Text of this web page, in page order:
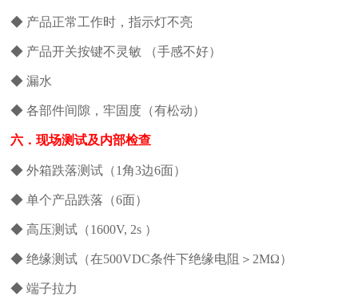
◆ 产品正常工作时，指示灯不亮
◆ 产品开关按键不灵敏 （手感不好）
◆ 漏水
◆ 各部件间隙，牢固度（有松动）
六．现场测试及内部检查
◆ 外箱跌落测试（1角3边6面）
◆ 单个产品跌落（6面）
◆ 高压测试（1600V, 2s ）
◆ 绝缘测试（在500VDC条件下绝缘电阻＞2MΩ）
◆ 端子拉力